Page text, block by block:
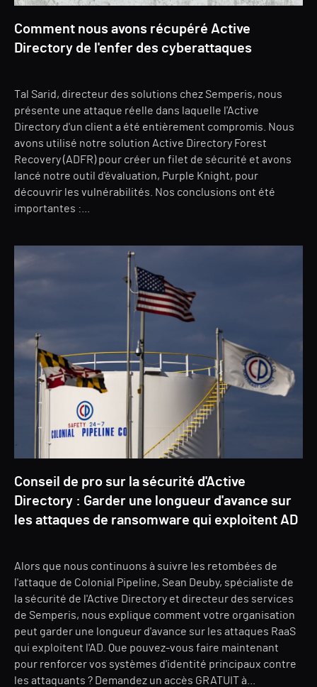
Comment nous avons récupéré Active
Directory de l'enfer des cyberattaques
Tal Sarid, directeur des solutions chez Semperis, nous
présente une attaque réelle dans laquelle l'Active
Directory d'un client a été entièrement compromis. Nous
avons utilisé notre solution Active Directory Forest
Recovery (ADFR) pour créer un filet de sécurité et avons
lancé notre outil d'évaluation, Purple Knight, pour
découvrir les vulnérabilités. Nos conclusions ont été
importantes :...
Conseil de pro sur la sécurité d'Active
Directory : Garder une longueur d'avance sur
les attaques de ransomware qui exploitent AD
Alors que nous continuons à suivre les retombées de
l'attaque de Colonial Pipeline, Sean Deuby, spécialiste de
la sécurité de l'Active Directory et directeur des services
de Semperis, nous explique comment votre organisation
peut garder une longueur d'avance sur les attaques RaaS
qui exploitent l'AD. Que pouvez-vous faire maintenant
pour renforcer vos systèmes d'identité principaux contre
les attaquants ? Demandez un accès GRATUIT à...